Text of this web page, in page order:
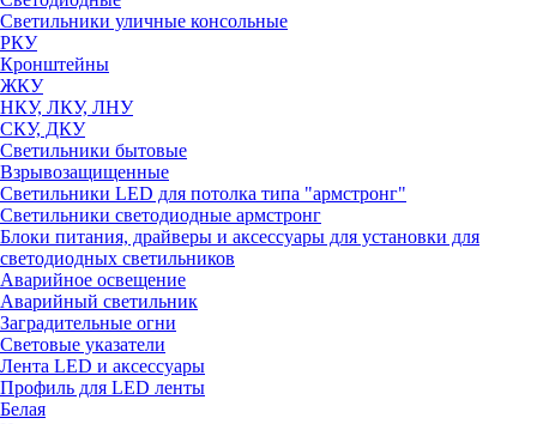
Светильники уличные консольные
РКУ
Кронштейны
ЖКУ
НКУ, ЛКУ, ЛНУ
СКУ, ДКУ
Светильники бытовые
Взрывозащищенные
Светильники LED для потолка типа "армстронг"
Светильники светодиодные армстронг
Блоки питания, драйверы и аксессуары для установки для
светодиодных светильников
Аварийное освещение
Аварийный светильник
Заградительные огни
Световые указатели
Лента LED и аксессуары
Профиль для LED ленты
Белая